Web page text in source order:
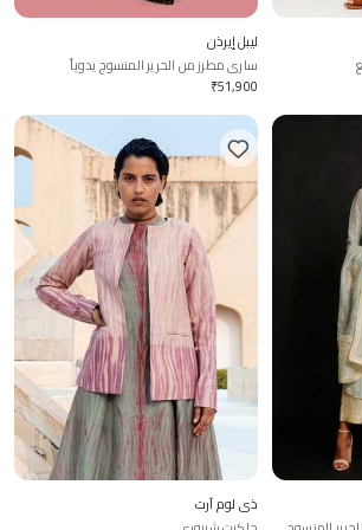
ليبل إيرذن
ساري مطرز من الحرير المنسوج يدوياً
₹51,900
ذي لوم آرت